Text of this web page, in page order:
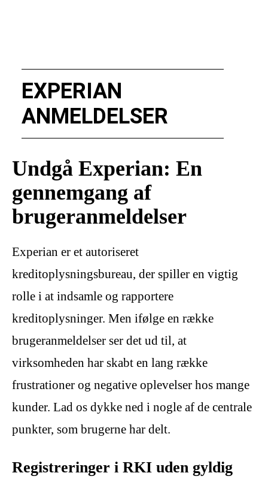
EXPERIAN
ANMELDELSER
Undgå Experian: En
gennemgang af
brugeranmeldelser
Experian er et autoriseret
kreditoplysningsbureau, der spiller en vigtig
rolle i at indsamle og rapportere
kreditoplysninger. Men ifølge en række
brugeranmeldelser ser det ud til, at
virksomheden har skabt en lang række
frustrationer og negative oplevelser hos mange
kunder. Lad os dykke ned i nogle af de centrale
punkter, som brugerne har delt.
Registreringer i RKI uden gyldig